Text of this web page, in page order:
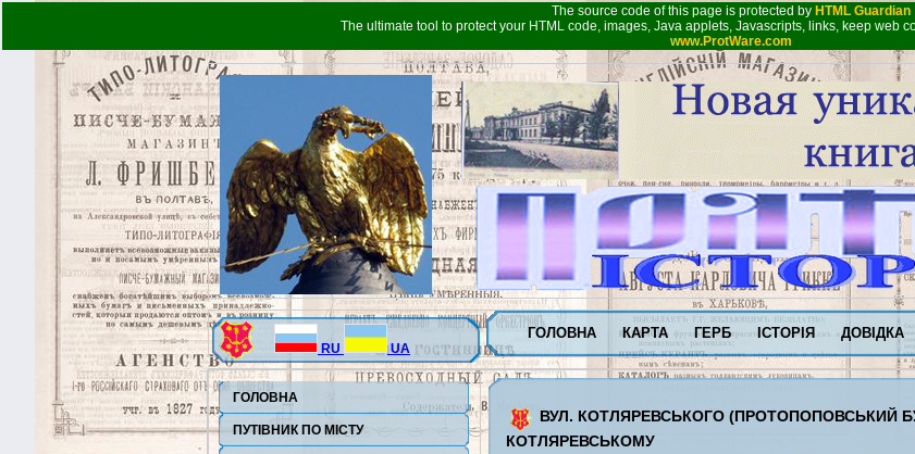
The source code of this page is protected by HTML Guardian
The ultimate tool to protect your HTML code, images, Java applets, Javascripts, links, keep web
www.ProtWare.com
ГОЛОВНА КАРТА ГЕРБ ІСТОРІЯ ДОВІДКА
RU UA
ГОЛОВНА
ПУТІВНИК ПО МІСТУ
ВУЛ. КОТЛЯРЕВСЬКОГО (ПРОТОПОПОВСЬКИЙ
КОТЛЯРЕВСЬКОМУ